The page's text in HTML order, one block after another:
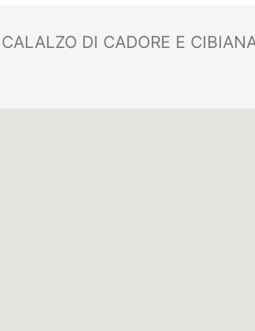
DI CADORE E